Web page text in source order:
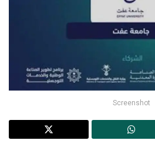
Screenshot